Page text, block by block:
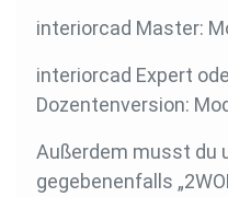
interiorcad Master:
interiorcad Expert
Dozentenversion:
Außerdem musst du
gegebenenfalls